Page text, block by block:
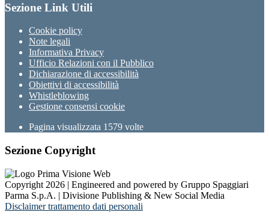
Sezione Link Utili
Cookie policy
Note legali
Informativa Privacy
Ufficio Relazioni con il Pubblico
Dichiarazione di accessibilità
Obiettivi di accessibilità
Whistleblowing
Gestione consensi cookie
Pagina visualizzata 1579 volte
Sezione Copyright
Copyright 2026 | Engineered and powered by Gruppo Spaggiari
Parma S.p.A. | Divisione Publishing & New Social Media
Disclaimer trattamento dati personali